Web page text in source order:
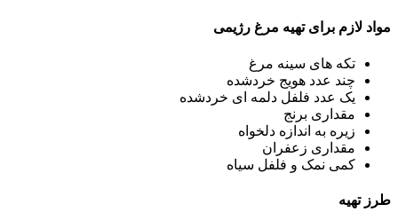
مواد لازم برای تهیه مرغ رژیمی
تکه های سینه مرغ
چند عدد هویج خردشده
یک عدد فلفل دلمه ای خردشده
مقداری برنج
زیره به اندازه دلخواه
مقداری زعفران
کمی نمک و فلفل سیاه
طرز تهیه